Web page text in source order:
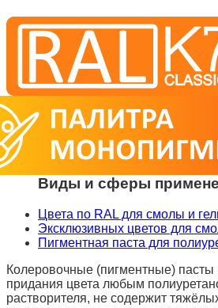
Виды и сферы
Цвета по RAL для смолы и
Эксклюзивных цветов для
Пигментная паста для
Колеровочные (пигментные)
придания цвета любым
растворителя, не содержит